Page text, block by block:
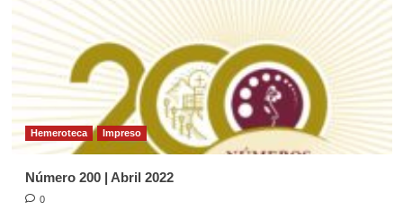
Página Diocesana
Semilla de la Palabra, domingo 24 de
Mayo de 2026
Semilla de la Palabra, domingo 03 de
Hemeroteca Impreso
Número 200 | Abril 2022
0